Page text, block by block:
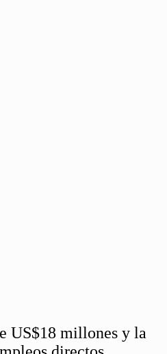
US$18 millones y la